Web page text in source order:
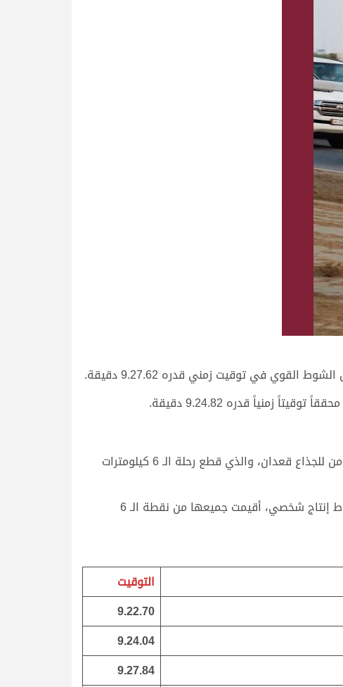
في توقيت زمني قدره 9.27.62 دقيقة.
قدره 9.24.82 دقيقة.
أما أفضل توقيت في منافسات اليوم فحققه “نشوان” ملك سالم جابر محسن جبران، المتوج بناموس الشوط الثامن للجذاع قعدان، والذي قطع رحلة الـ 6 كيلومترات
وتوالت انطلاقات الجذاع قبائل صباح اليوم على مدار 21 شوطا، ما بين أشواط مفتوحة وأشواط عمانيات، وأشواط إنتاج شخصي، أقيمت جميعها من نقطة الـ 6
التوقيت
9.22.70
9.24.04
9.27.84